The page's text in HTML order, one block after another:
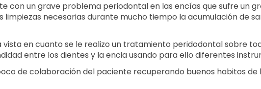
con un grave problema periodontal en las encías que sufre un
limpiezas necesarias durante mucho tiempo la acumulación de
vista en cuanto se le realizo un tratamiento peridodontal sobre
entre los dientes y la encia usando para ello diferentes
de colaboración del paciente recuperando buenos habitos